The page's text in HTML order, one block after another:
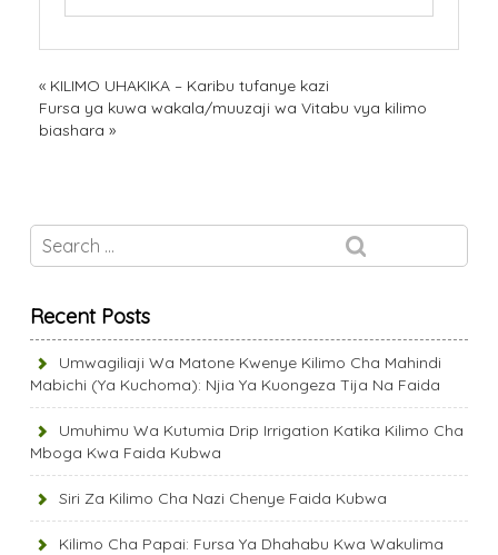
« KILIMO UHAKIKA – Karibu tufanye kazi
Fursa ya kuwa wakala/muuzaji wa Vitabu vya kilimo
biashara »
Recent Posts
Umwagiliaji Wa Matone Kwenye Kilimo Cha Mahindi
Mabichi (Ya Kuchoma): Njia Ya Kuongeza Tija Na Faida
Umuhimu Wa Kutumia Drip Irrigation Katika Kilimo Cha
Mboga Kwa Faida Kubwa
Siri Za Kilimo Cha Nazi Chenye Faida Kubwa
Kilimo Cha Papai: Fursa Ya Dhahabu Kwa Wakulima